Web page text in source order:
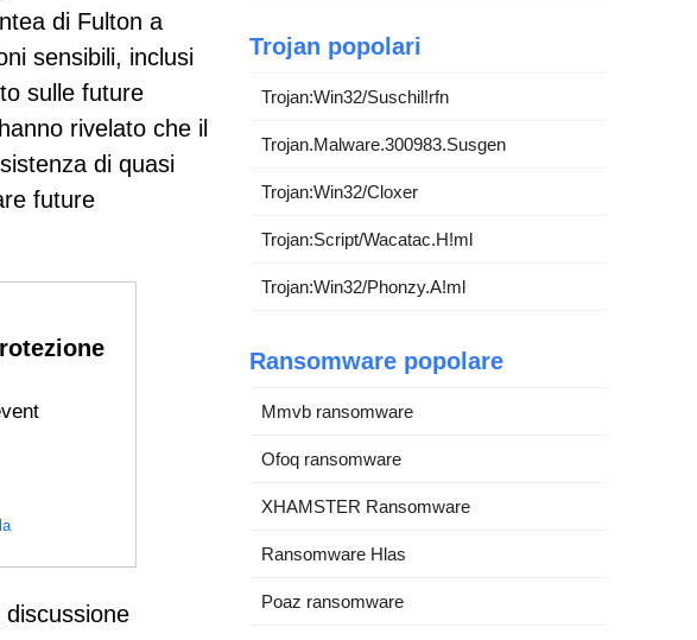
di Fulton a
sensibili, inclusi
sulle future
rivelato che il
di quasi
future
Trojan popolari
Trojan:Win32/Suschil!rfn
Trojan.Malware.300983.Susgen
Trojan:Win32/Cloxer
Trojan:Script/Wacatac.H!ml
Trojan:Win32/Phonzy.A!ml
Ransomware popolare
Mmvb ransomware
Ofoq ransomware
XHAMSTER Ransomware
Ransomware Hlas
Poaz ransomware